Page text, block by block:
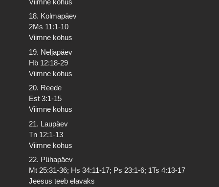
18. Kolmapäev
2Ms 11:1-10
Viimne kohus
19. Neljapäev
Hb 12:18-29
Viimne kohus
20. Reede
Est 3:1-15
Viimne kohus
21. Laupäev
Tn 12:1-13
Viimne kohus
22. Pühapäev
Mt 25:31-36; Hs 34:11-17; Ps 23:1-6; 1Ts 4:13-17
Jeesus teeb elavaks